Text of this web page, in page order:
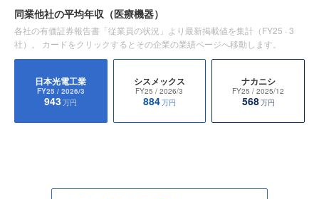
同業他社の平均年収 （医療機器）
各社の有価証券報告書「従業員の状況」より最新掲載値を集計（FY25 · 3
社）。 カードをクリックするとその企業の業績ページへ移動します。
日本光電工業
FY25 / 2026/3
943万円
シスメックス
FY25 / 2026/3
884万円
ナカニシ
FY25 / 2025/12
568万円